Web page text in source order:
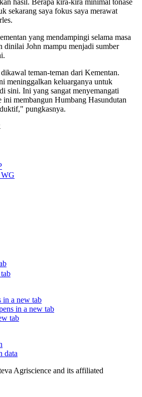
hasil. Berapa kira-kira minimal tonase
sekarang saya fokus saya merawat
yang mendampingi selama masa
dinilai John mampu menjadi sumber
teman-teman dari Kementan.
meninggalkan keluarganya untuk
sini. Ini yang sangat menyemangati
ini membangun Humbang Hasundutan
pungkasnya.
in a new tab
in a new tab
tab
data
Agriscience and its affiliated